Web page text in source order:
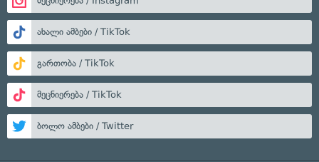
ახალი ამბები / TikTok
გართობა / TikTok
მეცნიერება / TikTok
ბოლო ამბები / Twitter